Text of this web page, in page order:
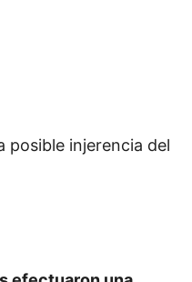
posible injerencia del